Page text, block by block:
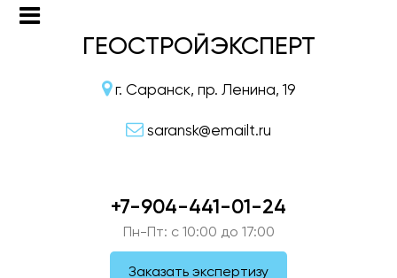
ГЕОСТРОЙЭКСПЕРТ
г. Саранск, пр. Ленина, 19
saransk@emailt.ru
+7-904-441-01-24
Пн-Пт: c 10:00 до 17:00
Заказать экспертизу